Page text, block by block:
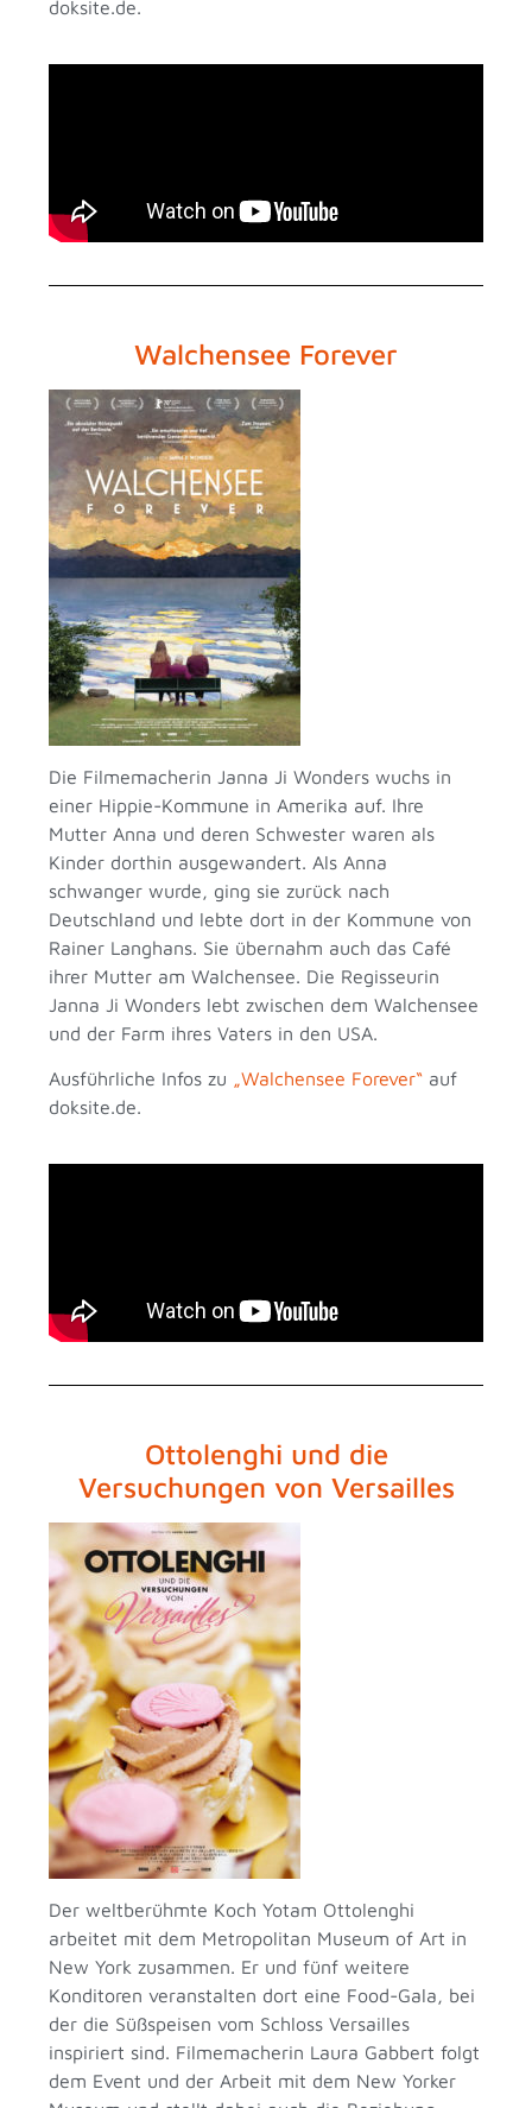
doksite.de.
Walchensee Forever
Die Filmemacherin Janna Ji Wonders wuchs in
einer Hippie-Kommune in Amerika auf. Ihre
Mutter Anna und deren Schwester waren als
Kinder dorthin ausgewandert. Als Anna
schwanger wurde, ging sie zurück nach
Deutschland und lebte dort in der Kommune von
Rainer Langhans. Sie übernahm auch das Café
ihrer Mutter am Walchensee. Die Regisseurin
Janna Ji Wonders lebt zwischen dem Walchensee
und der Farm ihres Vaters in den USA.
Ausführliche Infos zu „Walchensee Forever“ auf
doksite.de.
Ottolenghi und die
Versuchungen von Versailles
Der weltberühmte Koch Yotam Ottolenghi
arbeitet mit dem Metropolitan Museum of Art in
New York zusammen. Er und fünf weitere
Konditoren veranstalten dort eine Food-Gala, bei
der die Süßspeisen vom Schloss Versailles
inspiriert sind. Filmemacherin Laura Gabbert folgt
dem Event und der Arbeit mit dem New Yorker